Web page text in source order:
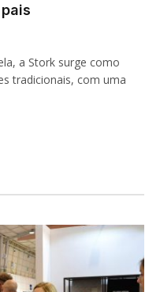
a Stork surge como
tradicionais, com uma